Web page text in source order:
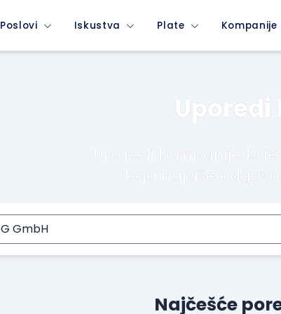
Poslovi Iskustva Plate Kompanije
Uporedi kompanije
koja najviše
Najčešće